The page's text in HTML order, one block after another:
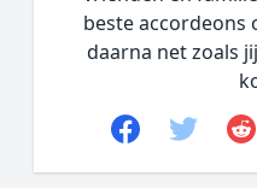
beste accordeons
daarna net zoals
Facebook